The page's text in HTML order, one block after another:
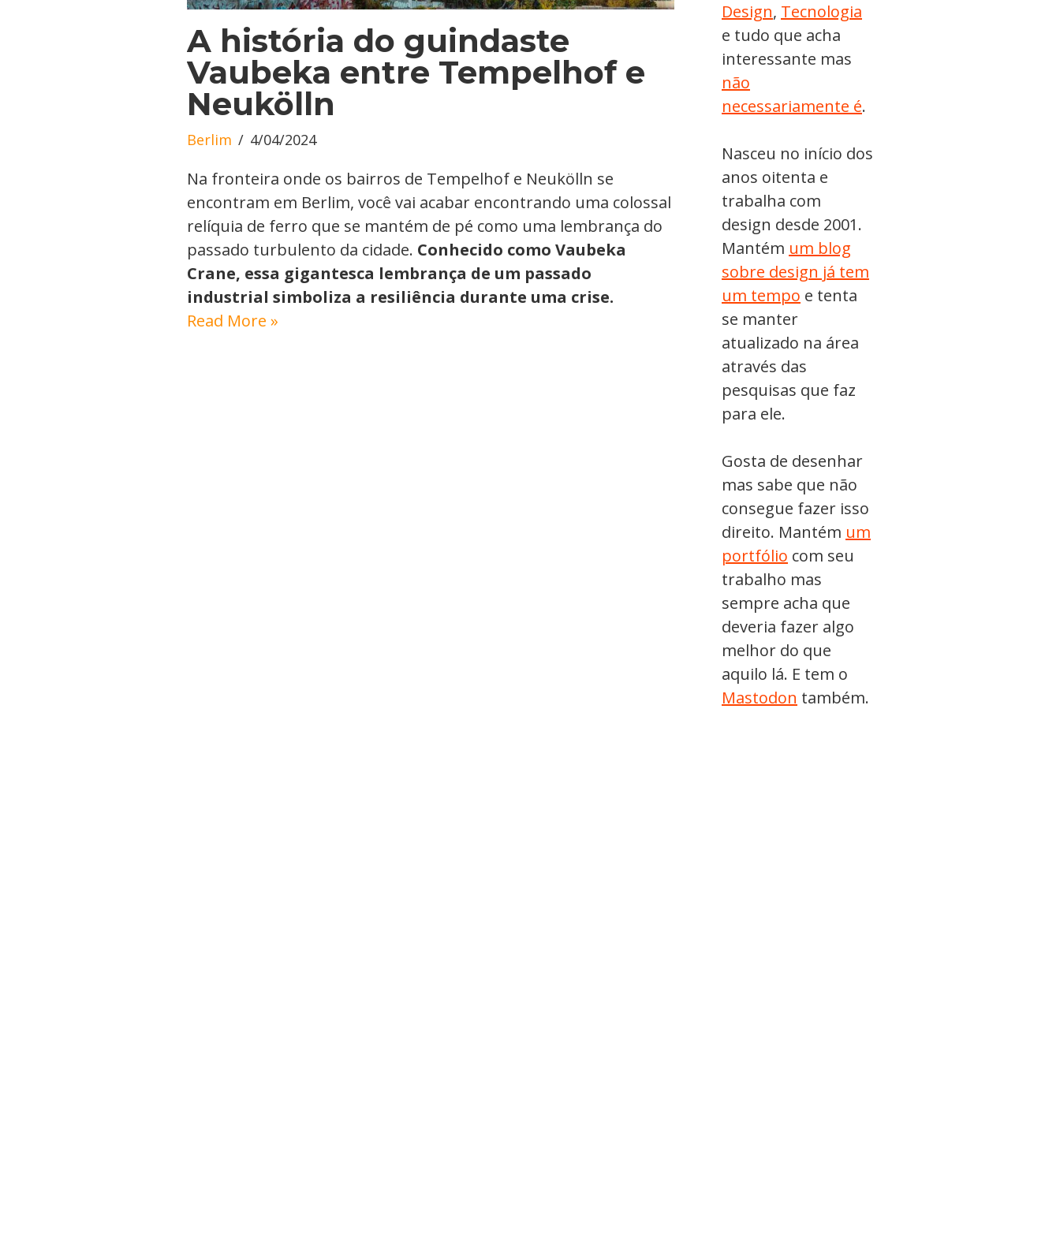
A história do guindaste
Vaubeka entre Tempelhof e
Neukölln
Berlim 4/04/2024
Na fronteira onde os bairros de Tempelhof e Neukölln se
encontram em Berlim, você vai acabar encontrando uma colossal
relíquia de ferro que se mantém de pé como uma lembrança do
passado turbulento da cidade. Conhecido como Vaubeka
Crane, essa gigantesca lembrança de um passado
industrial simboliza a resiliência durante uma crise.
Read More »
Design, Tecnologia
e tudo que acha
interessante mas
não
necessariamente é.
Nasceu no início dos
anos oitenta e
trabalha com
design desde 2001.
Mantém um blog
sobre design já tem
um tempo e tenta
se manter
atualizado na área
através das
pesquisas que faz
para ele.
Gosta de desenhar
mas sabe que não
consegue fazer isso
direito. Mantém um
portfólio com seu
trabalho mas
sempre acha que
deveria fazer algo
melhor do que
aquilo lá. E tem o
Mastodon também.